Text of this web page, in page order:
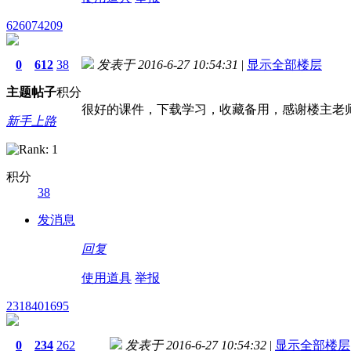
626074209
0
主题
612
帖子
38
积分
新手上路
积分
38
发消息
发表于 2016-6-27 10:54:31 | 显示全部楼层
很好的课件，下载学习，收藏备用，感谢楼主老
回复
使用道具 举报
2318401695
0 234 262 发表于 2016-6-27 10:54:32 | 显示全部楼层